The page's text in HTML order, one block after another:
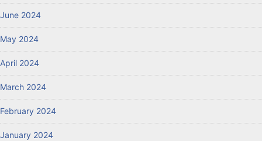
June 2024
May 2024
April 2024
March 2024
February 2024
January 2024